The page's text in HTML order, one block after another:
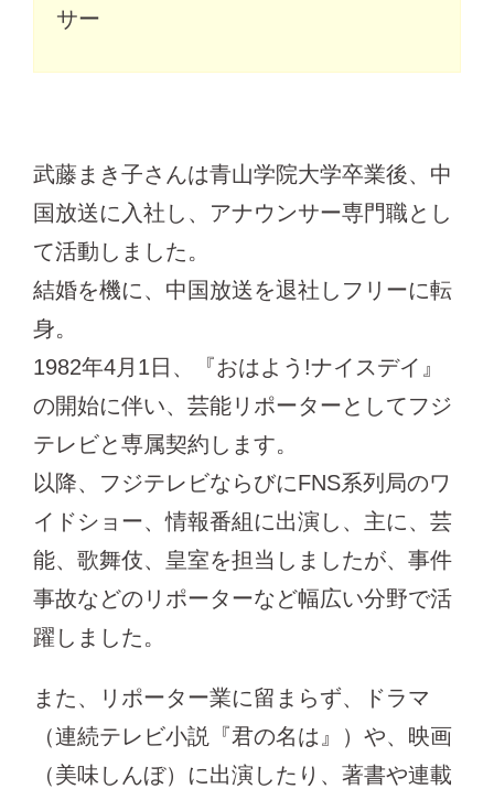
サー
武藤まき子さんは青山学院大学卒業後、中
国放送に入社し、アナウンサー専門職とし
て活動しました。
結婚を機に、中国放送を退社しフリーに転
身。
1982年4月1日、『おはよう!ナイスデイ』
の開始に伴い、芸能リポーターとしてフジ
テレビと専属契約します。
以降、フジテレビならびにFNS系列局のワ
イドショー、情報番組に出演し、主に、芸
能、歌舞伎、皇室を担当しましたが、事件
事故などのリポーターなど幅広い分野で活
躍しました。
また、リポーター業に留まらず、ドラマ
（連続テレビ小説『君の名は』）や、映画
（美味しんぼ）に出演したり、著書や連載